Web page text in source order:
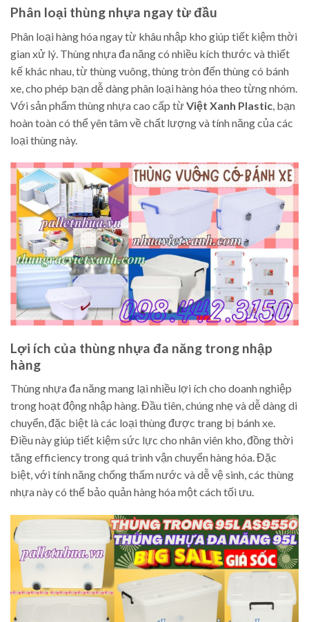
Phân loại thùng nhựa ngay từ đầu
Phân loại hàng hóa ngay từ khâu nhập kho giúp tiết kiệm thời
gian xử lý. Thùng nhựa đa năng có nhiều kích thước và thiết
kế khác nhau, từ thùng vuông, thùng tròn đến thùng có bánh
xe, cho phép bạn dễ dàng phân loại hàng hóa theo từng nhóm.
Với sản phẩm thùng nhựa cao cấp từViệt Xanh Plastic , bạn
hoàn toàn có thể yên tâm về chất lượng và tính năng của các
loại thùng này.
Lợi ích của thùng nhựa đa năng trong nhập
hàng
Thùng nhựa đa năng mang lại nhiều lợi ích cho doanh nghiệp
trong hoạt động nhập hàng. Đầu tiên, chúng nhẹ và dễ dàng di
chuyển, đặc biệt là các loại thùng được trang bị bánh xe.
Điều này giúp tiết kiệm sức lực cho nhân viên kho, đồng thời
tăng efficiency trong quá trình vận chuyển hàng hóa. Đặc
biệt, với tính năng chống thấm nước và dễ vệ sinh, các thùng
nhựa này có thể bảo quản hàng hóa một cách tối ưu.